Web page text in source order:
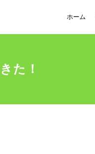
ホーム
た！